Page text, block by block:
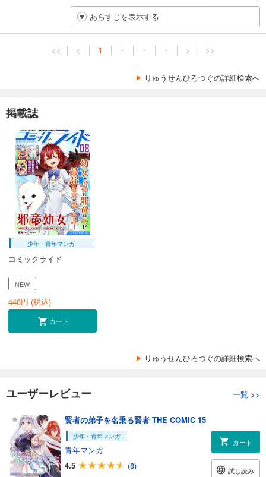
あらすじを表示する
<< < 1 ・ ・ ・ > >>
りゅうせんひろつぐの詳細検索へ
掲載誌
少年・青年マンガ
コミックライド
NEW
440円 (税込)
カート
りゅうせんひろつぐの詳細検索へ
ユーザーレビュー 一覧 >>
賢者の弟子を名乗る賢者 THE COMIC 15
少年・青年マンガ
青年マンガ
4.5
(8)
カート
試し読み